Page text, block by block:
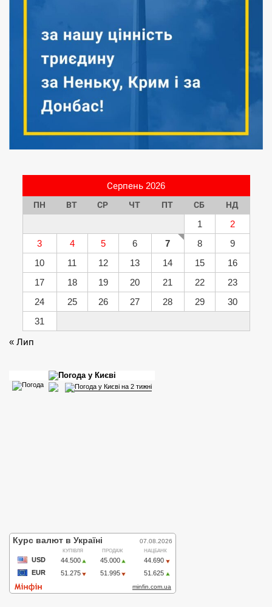
Серпень 2026
ПН ВТ СР ЧТ ПТ СБ НД
1
2
3
4 5 6 7 8
9
10
11 12 13 14 15
16
17
18 19 20 21 22
23
24
25 26 27 28 29
30
31
« Лип